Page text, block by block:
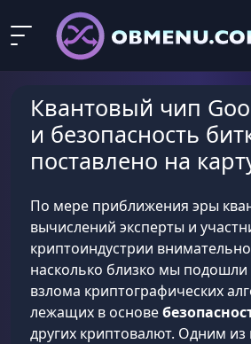
Квантовый чип
и безопасность
поставлено на
По мере приближения эры
вычислений эксперты и
криптоиндустрии
насколько близко мы
взлома криптографических
лежащих в основе
других криптовалют. Одним из